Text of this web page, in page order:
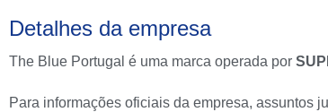
Detalhes da empresa
The Blue Portugal é uma marca operada por
Para informações oficiais da empresa, assuntos